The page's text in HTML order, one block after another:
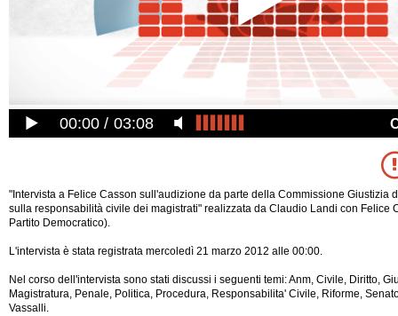
00:00 03:08
"Intervista a Felice Casson sull'audizione da parte della Commissione Giustizia
sulla responsabilità civile dei magistrati" realizzata da Claudio Landi con Felice
Partito Democratico).
L'intervista è stata registrata mercoledì 21 marzo 2012 alle 00:00.
Nel corso dell'intervista sono stati discussi i seguenti temi: Anm, Civile, Diritto,
Magistratura, Penale, Politica, Procedura, Responsabilita' Civile, Riforme,
Vassalli.